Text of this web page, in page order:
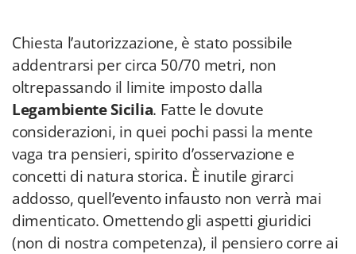
Chiesta l’autorizzazione, è stato possibile
addentrarsi per circa 50/70 metri, non
oltrepassando il limite imposto dalla
Legambiente Sicilia. Fatte le dovute
considerazioni, in quei pochi passi la mente
vaga tra pensieri, spirito d’osservazione e
concetti di natura storica. È inutile girarci
addosso, quell’evento infausto non verrà mai
dimenticato. Omettendo gli aspetti giuridici
(non di nostra competenza), il pensiero corre ai